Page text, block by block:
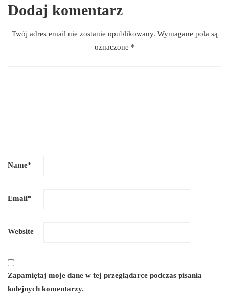
Dodaj komentarz
Twój adres email nie zostanie opublikowany. Wymagane pola są
oznaczone *
Name*
Email*
Website
Zapamiętaj moje dane w tej przeglądarce podczas pisania
kolejnych komentarzy.